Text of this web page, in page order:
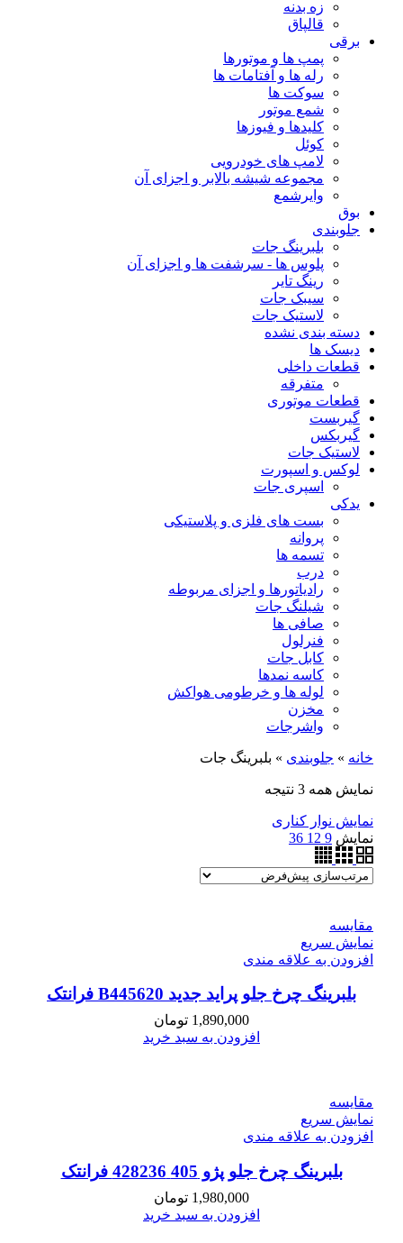
زه بدنه
قالپاق
برقی
پمپ ها و موتورها
رله ها و آفتامات ها
سوکت ها
شمع موتور
کلیدها و فیوزها
کوئل
لامپ های خودرویی
مجموعه شیشه بالابر و اجزای آن
وایرشمع
بوق
جلوبندی
بلبرینگ جات
پلوس ها - سرشفت ها و اجزای آن
رینگ تایر
سیبک جات
لاستیک جات
دسته بندی نشده
دیسک ها
قطعات داخلی
متفرقه
قطعات موتوری
گیربست
گیربکس
لاستیک جات
لوکس و اسپورت
اسپری جات
یدکی
بست های فلزی و پلاستیکی
پروانه
تسمه ها
درب
رادیاتورها و اجزای مربوطه
شیلنگ جات
صافی ها
فنرلول
کابل جات
کاسه نمدها
لوله ها و خرطومی هواکش
مخزن
واشرجات
خانه » جلوبندی » بلبرینگ جات
نمایش همه 3 نتیجه
نمایش نوار کناری
نمایش 9
12
36
مقايسه
نمایش سریع
افزودن به علاقه مندی
بلبرینگ چرخ جلو پراید جدید B445620 فرانتک
1,890,000 تومان
افزودن به سبد خرید
مقايسه
نمایش سریع
افزودن به علاقه مندی
بلبرینگ چرخ جلو پژو 405 428236 فرانتک
1,980,000 تومان
افزودن به سبد خرید